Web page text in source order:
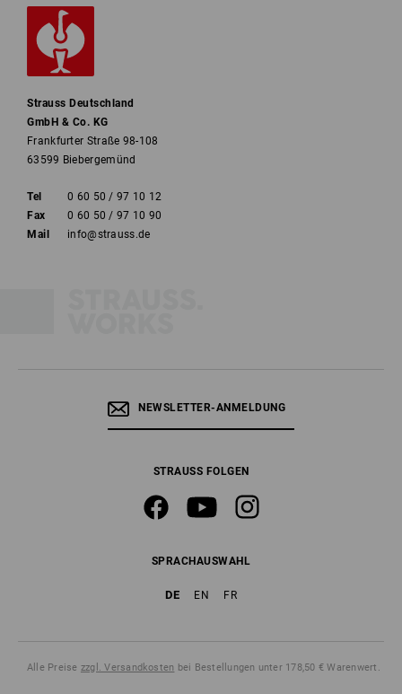
Strauss Deutschland
GmbH & Co. KG
Frankfurter Straße 98-108
63599 Biebergemünd
Tel
0 60 50 / 97 10 12
Fax
0 60 50 / 97 10 90
Mail
info@strauss.de
NEWSLETTER-ANMELDUNG
STRAUSS FOLGEN
SPRACHAUSWAHL
DE EN FR
Alle Preise zzgl. Versandkosten bei Bestellungen unter 178,50 € Warenwert.